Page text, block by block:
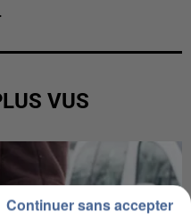
VUS
Continuer sans accepter